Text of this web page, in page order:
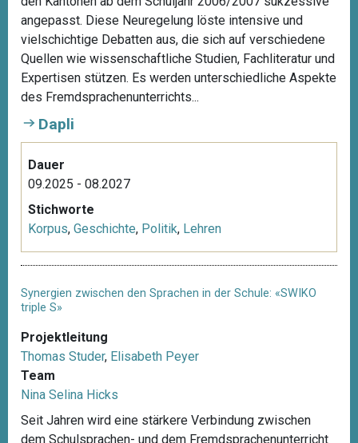
angepasst. Diese Neuregelung löste intensive und
vielschichtige Debatten aus, die sich auf verschiedene
Quellen wie wissenschaftliche Studien, Fachliteratur und
Expertisen stützen. Es werden unterschiedliche Aspekte
des Fremdsprachenunterrichts...
Dapli
Dauer
09.2025 - 08.2027
Stichworte
Korpus, Geschichte, Politik, Lehren
Synergien zwischen den Sprachen in der Schule: «SWIKO
triple S»
Projektleitung
Thomas Studer, Elisabeth Peyer
Team
Nina Selina Hicks
Seit Jahren wird eine stärkere Verbindung zwischen
dem Schulsprachen- und dem Fremdsprachenunterricht